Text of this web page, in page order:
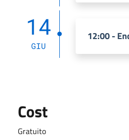
14
GIU
12:00 -
Cost
Gratuito